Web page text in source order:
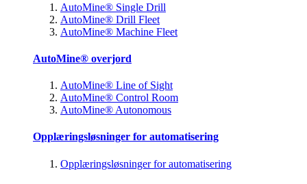
AutoMine® Single Drill
AutoMine® Drill Fleet
AutoMine® Machine Fleet
AutoMine® overjord
AutoMine® Line of Sight
AutoMine® Control Room
AutoMine® Autonomous
Opplæringsløsninger for automatisering
Opplæringsløsninger for automatisering